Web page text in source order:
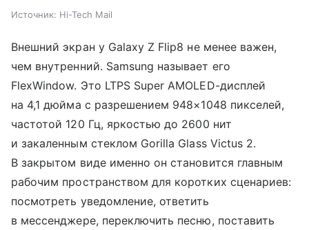
Источник: Hi-Tech Mail
Внешний экран у Galaxy Z Flip8 не менее важен,
чем внутренний. Samsung называет его
FlexWindow. Это LTPS Super AMOLED-дисплей
на 4,1 дюйма с разрешением 948×1048 пикселей,
частотой 120 Гц, яркостью до 2600 нит
и закаленным стеклом Gorilla Glass Victus 2.
В закрытом виде именно он становится главным
рабочим пространством для коротких сценариев:
посмотреть уведомление, ответить
в мессенджере, переключить песню, поставить